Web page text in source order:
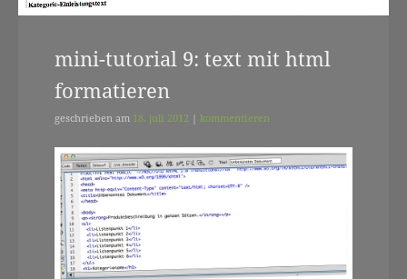
mini-tutorial 9: text mit html
formatieren
geschrieben am 18. juli 2012 | kommentieren